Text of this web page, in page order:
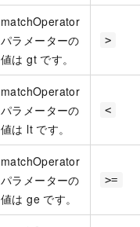
matchOperator
パラメーターの
値は gt です。
>
matchOperator
パラメーターの
値は lt です。
<
matchOperator
パラメーターの
値は ge です。
>=